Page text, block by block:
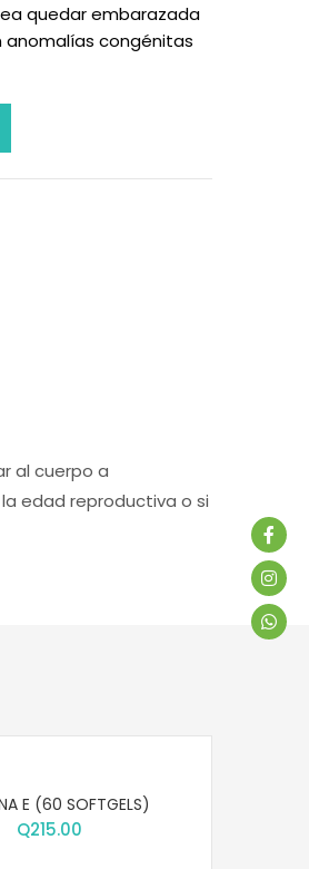
quedar embarazada
congénitas
al cuerpo a
edad reproductiva o si
E (60 SOFTGELS)
Q215.00